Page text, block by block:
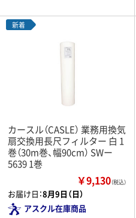
新着
カースル（CASLE） 業務用換気
扇交換用長尺フィルター 白 1
巻（30m巻、幅90cm） SWー
5639 1巻
￥9,130（税込）
お届け日：8月9日（日）
アスクル在庫商品